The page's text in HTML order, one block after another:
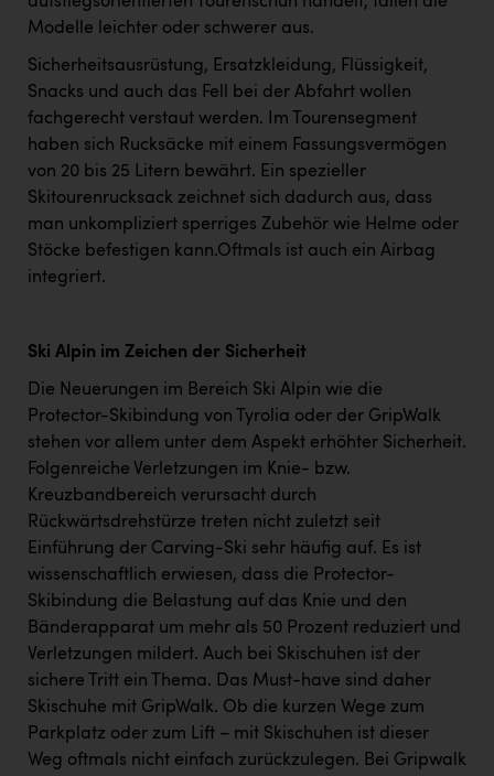
Modelle leichter oder schwerer aus.
Sicherheitsausrüstung, Ersatzkleidung, Flüssigkeit,
Snacks und auch das Fell bei der Abfahrt wollen
fachgerecht verstaut werden. Im Tourensegment
haben sich Rucksäcke mit einem Fassungsvermögen
von 20 bis 25 Litern bewährt. Ein spezieller
Skitourenrucksack zeichnet sich dadurch aus, dass
man unkompliziert sperriges Zubehör wie Helme oder
Stöcke befestigen kann.Oftmals ist auch ein Airbag
integriert.
Ski Alpin im Zeichen der Sicherheit
Die Neuerungen im Bereich Ski Alpin wie die
Protector-Skibindung von Tyrolia oder der GripWalk
stehen vor allem unter dem Aspekt erhöhter Sicherheit.
Folgenreiche Verletzungen im Knie- bzw.
Kreuzbandbereich verursacht durch
Rückwärtsdrehstürze treten nicht zuletzt seit
Einführung der Carving-Ski sehr häufig auf. Es ist
wissenschaftlich erwiesen, dass die Protector-
Skibindung die Belastung auf das Knie und den
Bänderapparat um mehr als 50 Prozent reduziert und
Verletzungen mildert. Auch bei Skischuhen ist der
sichere Tritt ein Thema. Das Must-have sind daher
Skischuhe mit GripWalk. Ob die kurzen Wege zum
Parkplatz oder zum Lift – mit Skischuhen ist dieser
Weg oftmals nicht einfach zurückzulegen. Bei Gripwalk